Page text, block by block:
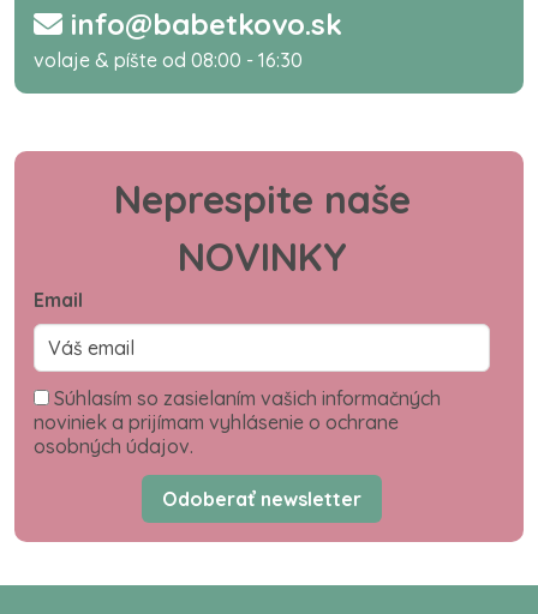
info@babetkovo.sk
volaje & píšte od 08:00 - 16:30
Neprespite naše
NOVINKY
Email
Súhlasím so zasielaním vašich informačných
noviniek a prijímam vyhlásenie o ochrane
osobných údajov.
Odoberať newsletter